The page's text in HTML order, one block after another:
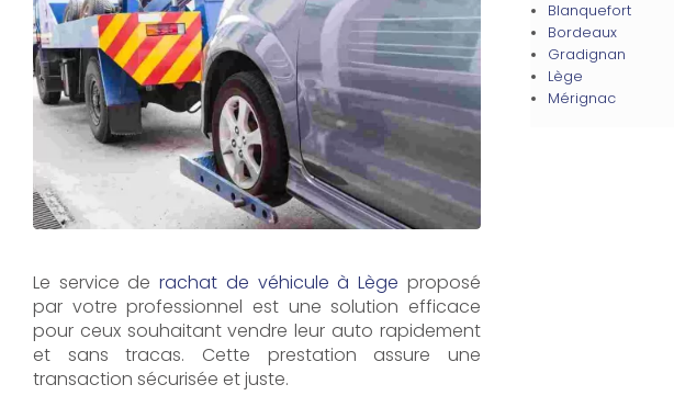
Le service derachat de véhicule à Lège proposé
par votre professionnel est une solution efficace
pour ceux souhaitant vendre leur auto rapidement
et sans tracas. Cette prestation assure une
transaction sécurisée et juste.
Blanquefort
Bordeaux
Gradignan
Lège
Mérignac